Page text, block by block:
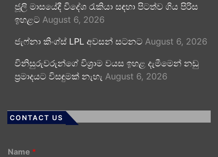
ජූලි මාසයේදී විදේශ රැකියා සඳහා පිටත්ව ගිය පිරිස
ඉහළට August 6, 2026
ජැෆ්නා කිංග්ස් LPL අවසන් සටනට August 6, 2026
විනිසුරුවරුන්ගේ විශ්‍රාම වයස ඉහළ දැමීමෙන් නඩු
ප්‍රමාදයට විසඳුමක් නැහැ August 6, 2026
CONTACT US
Name *